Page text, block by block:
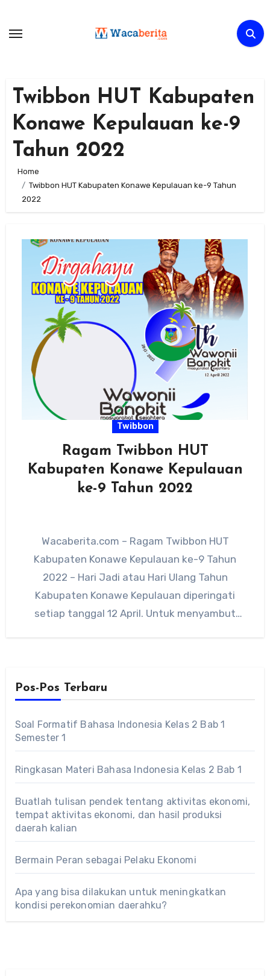
content
Twibbon HUT Kabupaten
Konawe Kepulauan ke-9
Tahun 2022
Home
Twibbon HUT Kabupaten Konawe Kepulauan ke-9 Tahun
2022
Twibbon
Ragam Twibbon HUT
Kabupaten Konawe Kepulauan
ke-9 Tahun 2022
Wacaberita.com – Ragam Twibbon HUT
Kabupaten Konawe Kepulauan ke-9 Tahun
2022 – Hari Jadi atau Hari Ulang Tahun
Kabupaten Konawe Kepulauan diperingati
setiap tanggal 12 April. Untuk menyambut
Pos-Pos Terbaru
Soal Formatif Bahasa Indonesia Kelas 2 Bab 1
Semester 1
Ringkasan Materi Bahasa Indonesia Kelas 2 Bab 1
Buatlah tulisan pendek tentang aktivitas ekonomi,
tempat aktivitas ekonomi, dan hasil produksi
daerah kalian
Bermain Peran sebagai Pelaku Ekonomi
Apa yang bisa dilakukan untuk meningkatkan
kondisi perekonomian daerahku?